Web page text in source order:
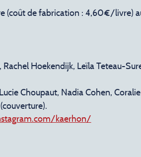
(coût de fabrication : 4,60€/livre)
Hoekendijk, Leïla Teteau-
Choupaut, Nadia Cohen,
kaerhon/